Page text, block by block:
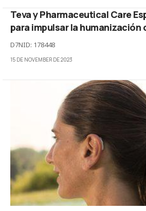
Teva y Pharmaceutical Care
para impulsar la humanización
D7NID: 178448
15 DE NOVEMBER DE 2023